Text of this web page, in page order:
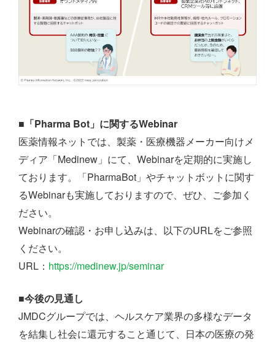
■「Pharma Bot」に関するWebinar
医薬情報ネットでは、製薬・医療機器メーカー向けメ
ディア「Medinew」にて、Webinarを定期的に実施し
ております。「PharmaBot」やチャットボットに関す
るWebinarも実施しておりますので、ぜひ、ご参加く
ださい。
Webinarの確認・お申し込みは、以下のURLをご参照
ください。
URL： https://medinew.jp/seminar
■今後の見通し
JMDCグループでは、ヘルスケア業界の多様なデータ
を結集し社会に還元すること通じて、日本の医療の発